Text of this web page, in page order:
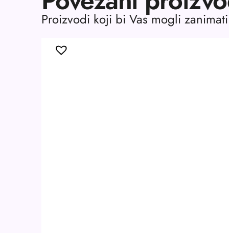
Proizvodi koji bi Vas mogli